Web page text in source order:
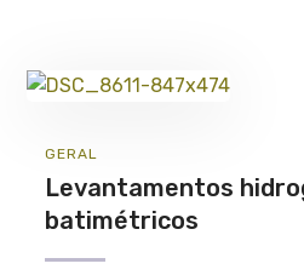
GERAL
Levantamentos
batimétricos